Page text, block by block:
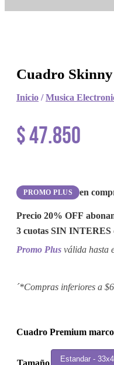
Cuadro Skinny
Inicio /Musica
$47.850
PROMO PLUS en
Precio 20% OFF
3 cuotas SIN INTERES
Promo Plus válida hasta
´*Compras inferiores a
Cuadro Premium
Estandar -